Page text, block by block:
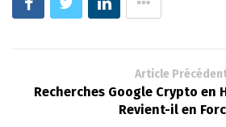
Article
Recherches Google Crypto en
Revient-il en